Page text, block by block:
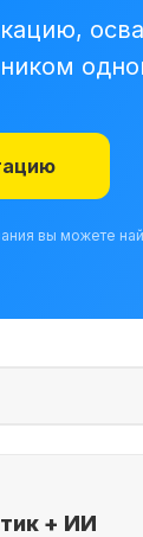
вы можете
+ ИИ